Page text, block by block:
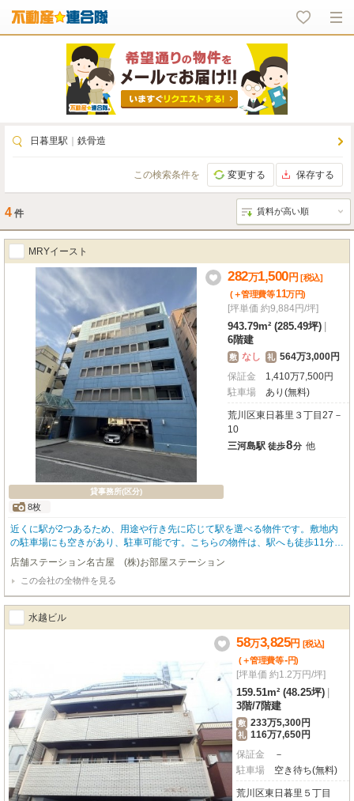
日暮里駅 鉄骨造
この検索条件を 変更する 保存する
4 件
MRYイースト
貸事務所(区分)
8枚
282万1,500円 [税込]
(＋管理費等11万円)
[坪単価 約9,884円/坪]
943.79m² (285.49坪)
6階建
敷 なし 礼 564万3,000円
保証金
1,410万7,500円
駐車場
あり(無料)
荒川区東日暮里３丁目27－
10
三河島駅 徒歩8分 他
近くに駅が2つあるため、用途や行き先に応じて駅を選べる物件です。敷地内
の駐車場にも空きがあり、駐車可能です。こちらの物件は、駅へも徒歩11分と
歩いてアクセスできます。
店舗ステーション名古屋 (株)お部屋ステーション
この会社の全物件を見る
水越ビル
58万3,825円 [税込]
(＋管理費等-円)
[坪単価 約1.2万円/坪]
159.51m² (48.25坪)
3階/7階建
敷 233万5,300円
礼 116万7,650円
保証金
－
駐車場
空き待ち(無料)
荒川区東日暮里５丁目